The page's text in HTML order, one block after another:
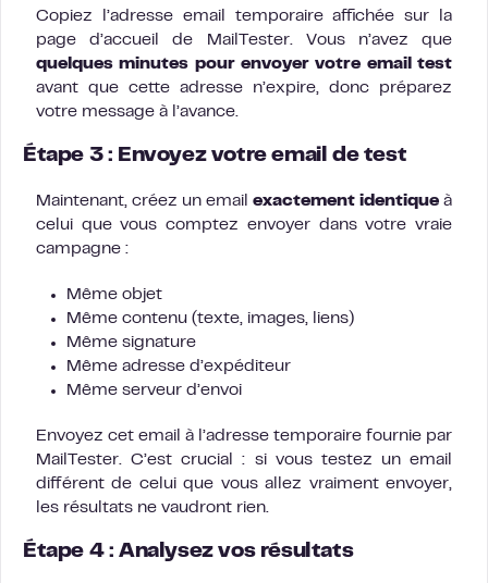
Copiez l’adresse email temporaire affichée sur la
page d’accueil de MailTester. Vous n’avez que
quelques minutes pour envoyer votre email test
avant que cette adresse n’expire, donc préparez
votre message à l’avance.
Étape 3 : Envoyez votre email de test
Maintenant, créez un email exactement identique à
celui que vous comptez envoyer dans votre vraie
campagne :
Même objet
Même contenu (texte, images, liens)
Même signature
Même adresse d’expéditeur
Même serveur d’envoi
Envoyez cet email à l’adresse temporaire fournie par
MailTester. C’est crucial : si vous testez un email
différent de celui que vous allez vraiment envoyer,
les résultats ne vaudront rien.
Étape 4 : Analysez vos résultats